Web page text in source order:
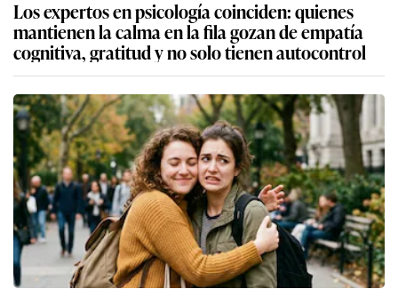
Los expertos en psicología coinciden: quienes
mantienen la calma en la fila gozan de empatía
cognitiva, gratitud y no solo tienen autocontrol